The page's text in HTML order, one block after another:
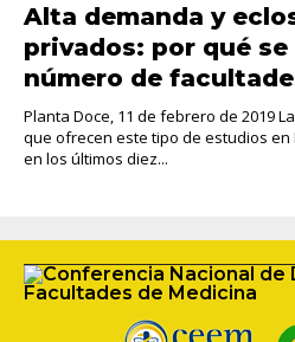
Alta demanda y
privados: por qué se
número de
Planta Doce, 11 de febrero de 2019
que ofrecen este tipo de estudios en
en los últimos diez...